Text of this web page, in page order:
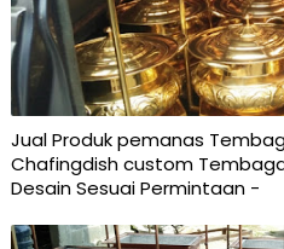
Jual Produk pemanas
Chafingdish custom
Desain Sesuai Permintaan -